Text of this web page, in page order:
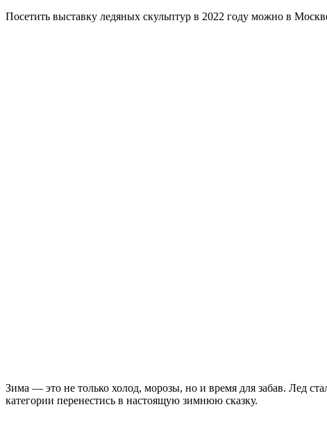
Посетить выставку ледяных скульптур в 2022 году можно в
Зима — это не только холод, морозы, но и время для забав. Лед
категории перенестись в настоящую зимнюю сказку.